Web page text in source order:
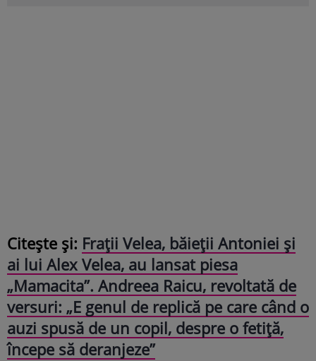
Citește și: Frații Velea, băieții Antoniei și
ai lui Alex Velea, au lansat piesa
„Mamacita”. Andreea Raicu, revoltată de
versuri: „E genul de replică pe care când o
auzi spusă de un copil, despre o fetiță,
începe să deranjeze”